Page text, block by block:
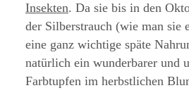
Insekten. Da sie bis in den
der Silberstrauch (wie man sie
eine ganz wichtige späte
natürlich ein wunderbarer und
Farbtupfen im herbstlichen